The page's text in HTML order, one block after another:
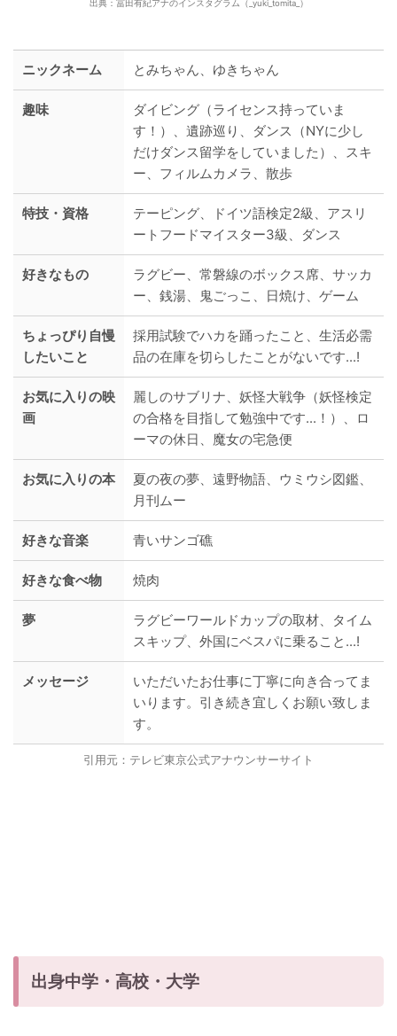
出典：冨田有紀アナのインスタグラム（_yuki_tomita_）
ニックネーム とみちゃん、ゆきちゃん
趣味
ダイビング（ライセンス持っていま
す！）、遺跡巡り、ダンス（NYに少し
だけダンス留学をしていました）、スキ
ー、フィルムカメラ、散歩
特技・資格
テーピング、ドイツ語検定2級、アスリ
ートフードマイスター3級、ダンス
好きなもの
ラグビー、常磐線のボックス席、サッカ
ー、銭湯、鬼ごっこ、日焼け、ゲーム
ちょっぴり自慢
したいこと
採用試験でハカを踊ったこと、生活必需
品の在庫を切らしたことがないです...!
お気に入りの映
画
麗しのサブリナ、妖怪大戦争（妖怪検定
の合格を目指して勉強中です...！）、ロ
ーマの休日、魔女の宅急便
お気に入りの本
夏の夜の夢、遠野物語、ウミウシ図鑑、
月刊ムー
好きな音楽 青いサンゴ礁
好きな食べ物 焼肉
夢
ラグビーワールドカップの取材、タイム
スキップ、外国にベスパに乗ること...!
メッセージ
いただいたお仕事に丁寧に向き合ってま
いります。引き続き宜しくお願い致しま
す。
引用元：テレビ東京公式アナウンサーサイト
出身中学・高校・大学